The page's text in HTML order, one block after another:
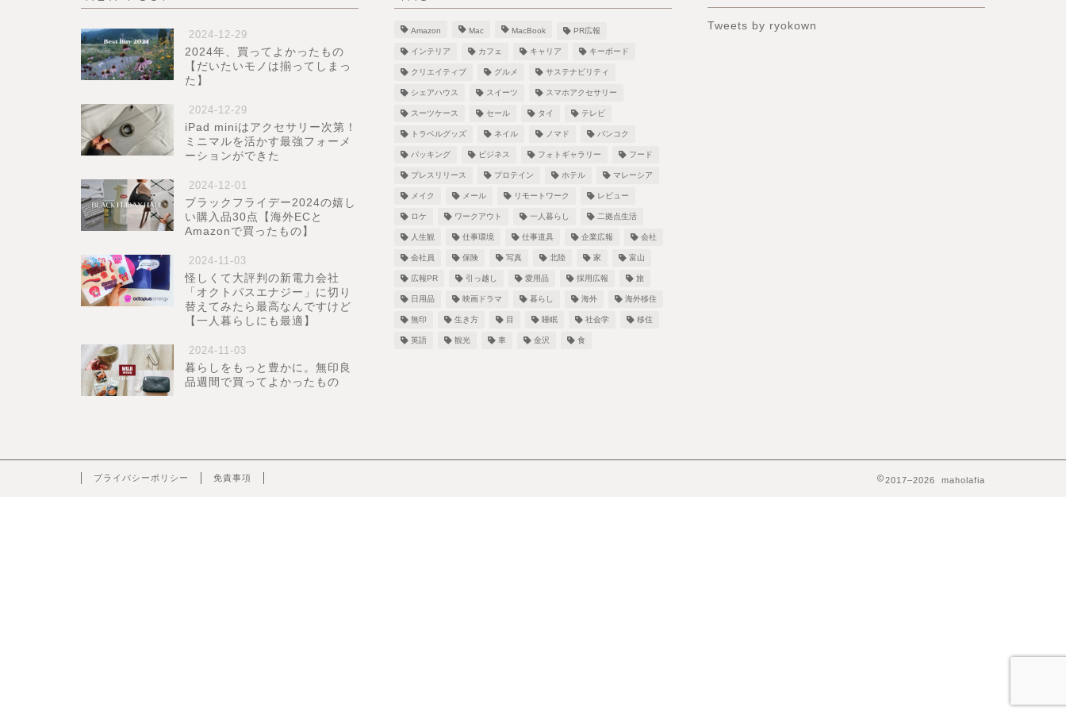
2024-12-29
2024年、買ってよかったもの
【だいたいモノは揃ってしまっ
た】
2024-12-29
iPad miniはアクセサリー次第！
ミニマルを活かす最強フォーメ
ーションができた
2024-12-01
ブラックフライデー2024の嬉し
い購入品30点【海外ECと
Amazonで買ったもの】
2024-11-03
怪しくて大評判の新電力会社
「オクトパスエナジー」に切り
替えてみたら最高なんですけど
【一人暮らしにも最適】
2024-11-03
暮らしをもっと豊かに。無印良
品週間で買ってよかったもの
Amazon Mac MacBook PR広報
インテリア カフェ キャリア キーボード
クリエイティブ グルメ サステナビリティ
シェアハウス スイーツ スマホアクセサリー
スーツケース セール タイ テレビ
トラベルグッズ ネイル ノマド バンコク
パッキング ビジネス フォトギャラリー フード
プレスリリース プロテイン ホテル マレーシア
メイク メール リモートワーク レビュー
ロケ ワークアウト 一人暮らし 二拠点生活
人生観 仕事環境 仕事道具 企業広報 会社
会社員 保険 写真 北陸 家 富山
広報PR 引っ越し 愛用品 採用広報 旅
日用品 映画ドラマ 暮らし 海外 海外移住
無印 生き方 目 睡眠 社会学 移住
英語 観光 車 金沢 食
Tweets by ryokown
プライバシーポリシー 免責事項 2017–2026 maholafia